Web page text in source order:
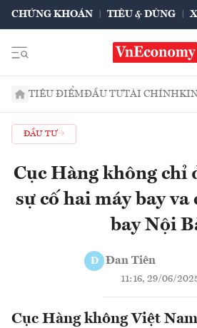
CHỨNG KHOÁN TIÊU & DÙNG
TIÊU ĐIỂMĐẦU TƯTÀI CHÍNH
ĐẦU TƯ
Cục Hàng không chỉ
sự cố hai máy bay va
bay Nội
Đ Đan Tiên
11:16, 29/06/
Cục Hàng không Việt